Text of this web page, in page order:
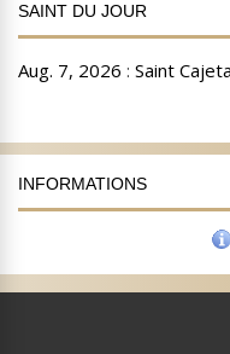
SAINT DU JOUR
INFORMATIONS